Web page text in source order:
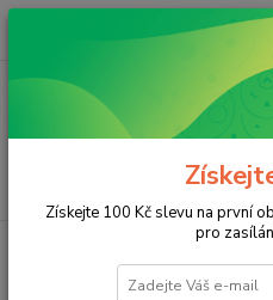
Pohádky v angličtině poslech
Získejte 100 Kč slevu na první
pro